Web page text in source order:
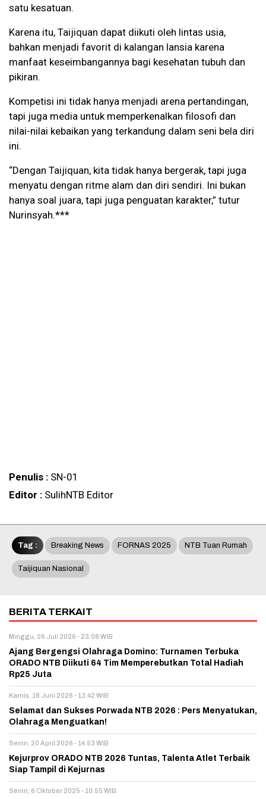
satu kesatuan.
Karena itu, Taijiquan dapat diikuti oleh lintas usia,
bahkan menjadi favorit di kalangan lansia karena
manfaat keseimbangannya bagi kesehatan tubuh dan
pikiran.
Kompetisi ini tidak hanya menjadi arena pertandingan,
tapi juga media untuk memperkenalkan filosofi dan
nilai-nilai kebaikan yang terkandung dalam seni bela diri
ini.
“Dengan Taijiquan, kita tidak hanya bergerak, tapi juga
menyatu dengan ritme alam dan diri sendiri. Ini bukan
hanya soal juara, tapi juga penguatan karakter,” tutur
Nurinsyah.***
Penulis : SN-01
Editor : SulihNTB Editor
Tag : Breaking News FORNAS 2025 NTB Tuan Rumah
Taijiquan Nasional
BERITA TERKAIT
Minggu, 26 Juli 2026 - 23:08 WIB
Ajang Bergengsi Olahraga Domino: Turnamen Terbuka
ORADO NTB Diikuti 64 Tim Memperebutkan Total Hadiah
Rp25 Juta
Kamis, 18 Juni 2026 - 13:42 WIB
Selamat dan Sukses Porwada NTB 2026 : Pers Menyatukan,
Olahraga Menguatkan!
Senin, 20 April 2026 - 14:53 WIB
Kejurprov ORADO NTB 2026 Tuntas, Talenta Atlet Terbaik
Siap Tampil di Kejurnas
Senin, 6 Oktober 2025 - 10:55 WIB